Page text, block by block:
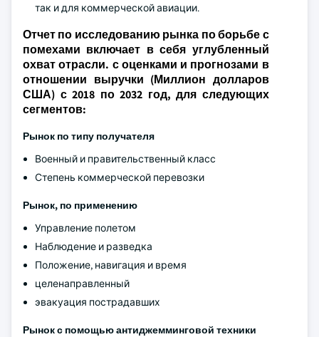
так и для коммерческой авиации.
Отчет по исследованию рынка по борьбе с
помехами включает в себя углубленный
охват отрасли. с оценками и прогнозами в
отношении выручки (Миллион долларов
США) с 2018 по 2032 год, для следующих
сегментов:
Рынок по типу получателя
Военный и правительственный класс
Степень коммерческой перевозки
Рынок, по применению
Управление полетом
Наблюдение и разведка
Положение, навигация и время
целенаправленный
эвакуация пострадавших
Рынок с помощью антиджемминговой техники